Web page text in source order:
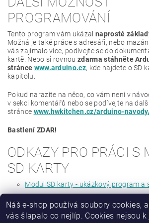
{
// jelikož chceme, aby kód
}
PROGRAMOVÁNÍ
Tento program vám ukázal naprosté
Možná je také práce s adresáři, nebo
vás zajímalo více, podívejte se do
kartě. Nebo si rovnouzdarma stáhněte
stránce www.arduino.cz, kde najdete o SD
kapitolu.
Pokud narazíte na něco, co vám není v
v sekci komentářů nebo se podívejte na
stránce www.hwkitchen.cz/arduino-
Bastlení ZDAR!
ODKAZY PRO PRÁCI S
SD KARTY
Modul SD karty - ukázkový program a
Náš e-shop používá soubory cookies,
vás šlapalo co nejlíp. Cookies nejsou k